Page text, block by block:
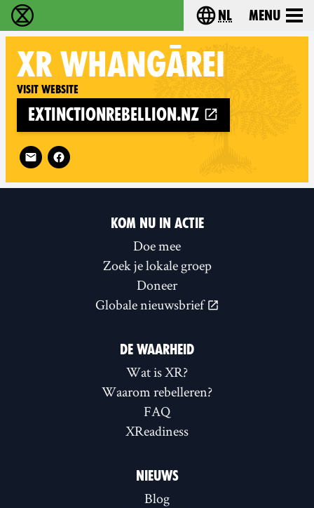
Extinction Rebellion - Home Choose your
nl Menu
XR WHANGĀREI
Visit website
extinctionrebellion.nz
Follow XR Whangārei on
KOM NU IN ACTIE
Doe mee
Zoek je lokale groep
Doneer
Globale nieuwsbrief
DE WAARHEID
Wat is XR?
Waarom rebelleren?
FAQ
XReadiness
NIEUWS
Blog